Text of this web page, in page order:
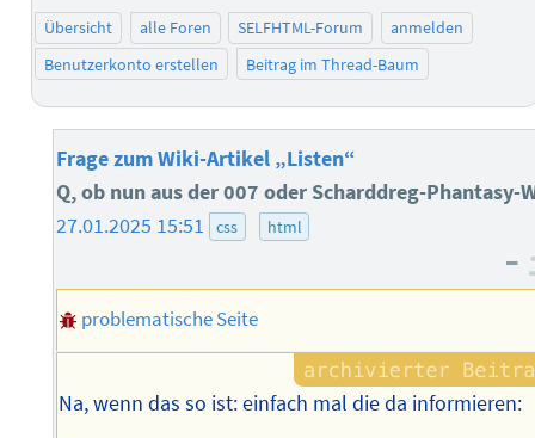
Übersicht alle Foren SELFHTML-Forum
anmelden
Benutzerkonto erstellen
Beitrag im Thread-Baum
Frage zum Wiki-Artikel „Listen“
Q, ob nun aus der 007 oder Scharddreg-Phantasy-
27.01.2025 15:51
css html
–
problematische Seite
Na, wenn das so ist: einfach mal die da informieren: